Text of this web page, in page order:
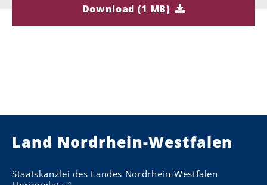
Download (1 MB)
Land Nordrhein-Westfalen
Staatskanzlei des Landes Nordrhein-Westfalen